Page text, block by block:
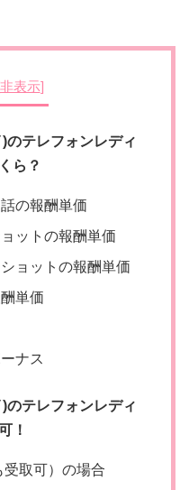
非表示]
のテレフォンレディ
ら？
の報酬単価
ットの報酬単価
ョットの報酬単価
単価
ナス
のテレフォンレディ
！
取可）の場合